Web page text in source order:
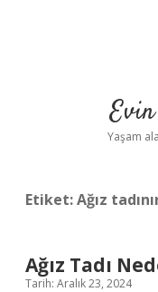
Yaşam
Etiket:Ağız
Ağız Tadı
Tarih: Aralık 23, 2024